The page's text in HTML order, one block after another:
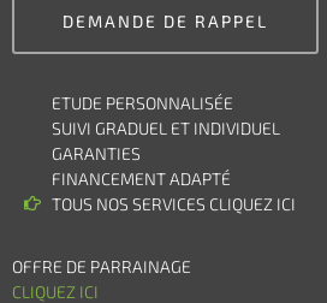
DEMANDE DE RAPPEL
ETUDE PERSONNALISÉE
SUIVI GRADUEL ET INDIVIDUEL
GARANTIES
FINANCEMENT ADAPTÉ
TOUS NOS SERVICES CLIQUEZ ICI
OFFRE DE PARRAINAGE
CLIQUEZ ICI